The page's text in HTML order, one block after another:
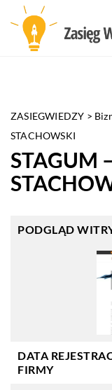
ZASIEGWIEDZY >
STACHOWSKI
STAGUM
PODGLĄD
DATA
FIRMY